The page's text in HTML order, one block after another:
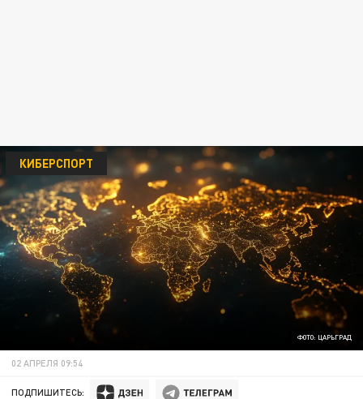
ФОТО: ЦАРЬГРАД
КИБЕРСПОРТ
02 АПРЕЛЯ 09:54
ПОДПИШИТЕСЬ: